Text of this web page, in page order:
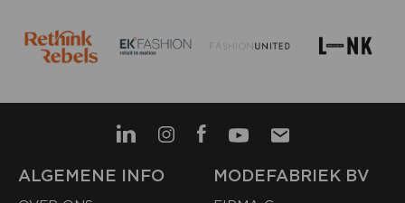
ALGEMENE INFO MODEFABRIEK BV